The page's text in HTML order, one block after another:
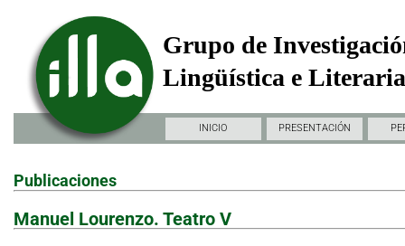
Grupo de
Lingüística e
INICIO PRESENTACIÓN
Publicaciones
Manuel Lourenzo. Teatro V